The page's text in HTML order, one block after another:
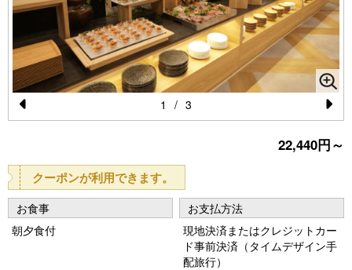
Pr
vi
o
u
s
N
e
1 / 3
22,440円～
クーポンが利用できます。
お食事
朝夕食付
お支払方法
現地決済またはクレジットカー
ド事前決済（タイムデザイン手
配旅行）